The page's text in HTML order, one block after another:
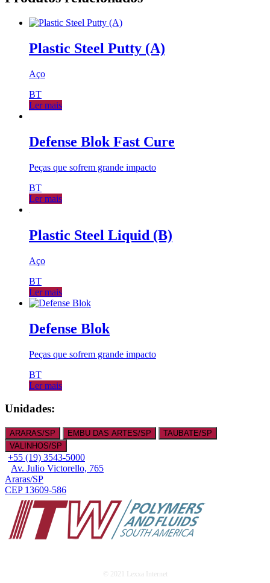
Plastic Steel Putty (A)
Aço
BT
Ler mais
Defense Blok Fast Cure
Peças que sofrem grande impacto
BT
Ler mais
Plastic Steel Liquid (B)
Aço
BT
Ler mais
Defense Blok
Peças que sofrem grande impacto
BT
Ler mais
Unidades:
ARARAS/SP EMBU DAS ARTES/SP
TAUBATE/SP
VALINHOS/SP
+55 (19) 3543-5000
Av. Julio Victorello, 765
Araras/SP
CEP 13609-586
© 2021 Lexxa Internet